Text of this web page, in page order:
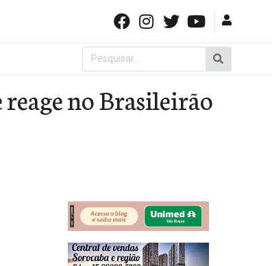
Pesquisar
por:
no Brasileirão